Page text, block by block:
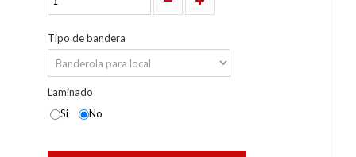
Tipo de bandera
Laminado
Si
No